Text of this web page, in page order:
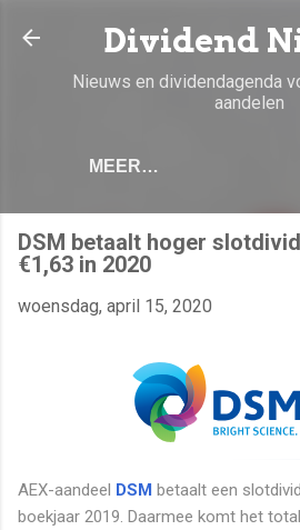
Doorgaan naar
Dividend
Nieuws en dividendagenda
aandelen
MEER…
DSM betaalt hoger
€1,63 in 2020
woensdag, april 15, 2020
AEX-aandeel DSM betaalt een
boekjaar 2019. Daarmee komt het